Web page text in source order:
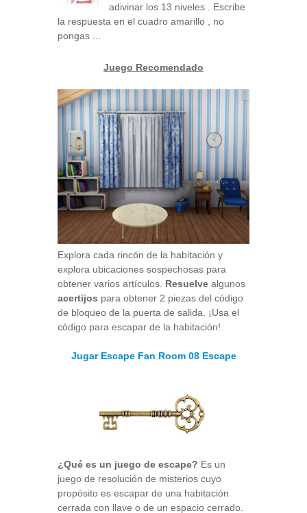
adivinar los 13 niveles . Escribe
la respuesta en el cuadro amarillo , no
pongas ...
Juego Recomendado
Explora cada rincón de la habitación y
explora ubicaciones sospechosas para
obtener varios artículos. Resuelve algunos
acertijos para obtener 2 piezas del código
de bloqueo de la puerta de salida. ¡Usa el
código para escapar de la habitación!
Jugar Escape Fan Room 08 Escape
¿Qué es un juego de escape? Es un
juego de resolución de misterios cuyo
propósito es escapar de una habitación
cerrada con llave o de un espacio cerrado.